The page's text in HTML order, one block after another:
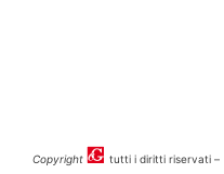
Copyright tutti i diritti riservati –